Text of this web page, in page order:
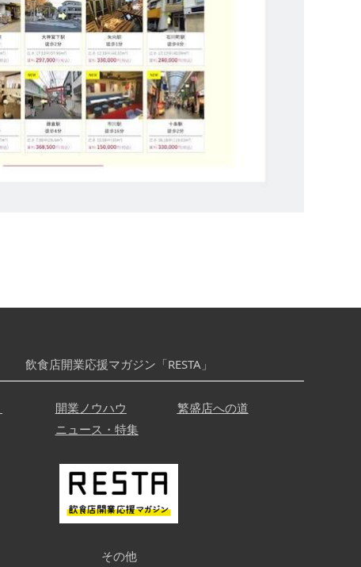
飲食店開業応援マガジン「RESTA」
開業ノウハウ
繁盛店への道
ニュース・特集
その他